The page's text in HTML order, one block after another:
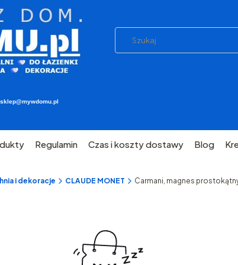
Regulamin Czas i koszty dostawy Blog
i dekoracje CLAUDE MONET Carmani, magnes